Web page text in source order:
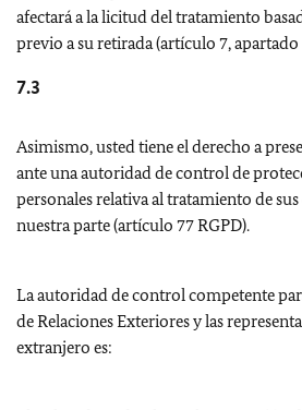
afectará a la licitud del tratamiento
previo a su retirada (artículo 7, apartado
7.3
Asimismo, usted tiene el derecho a
ante una autoridad de control de
personales relativa al tratamiento de
nuestra parte (artículo 77 RGPD).
La autoridad de control competente
de Relaciones Exteriores y las
extranjero es: